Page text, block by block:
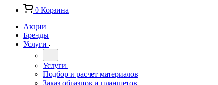
0 Корзина
Акции
Бренды
Услуги
Услуги
Подбор и расчет материалов
Заказ образцов и планшетов